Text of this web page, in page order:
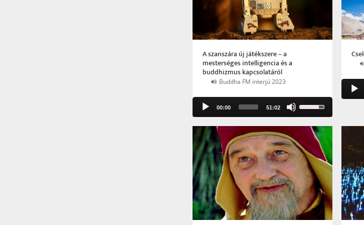
A szanszára új játékszere – a
mesterséges intelligencia és a
buddhizmus kapcsolatáról
Buddha FM interjú 2023
Audio
Player
00:00 51:02
Arrow
keys
to
increase
or
decrease
volume.
Audio
Player